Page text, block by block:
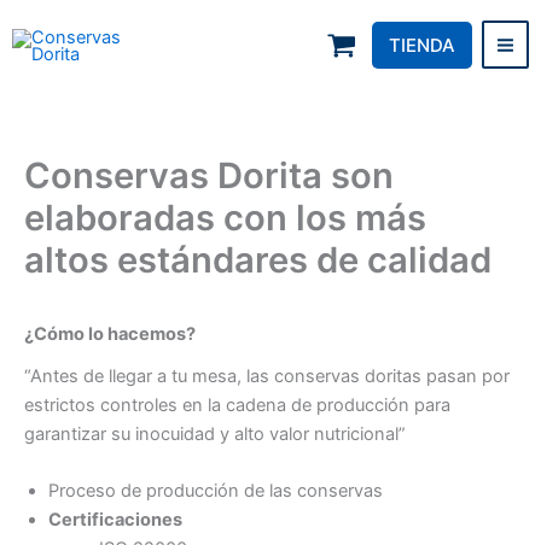
to
TIENDA
Conservas Dorita son
elaboradas con los más
altos estándares de calidad
¿Cómo lo hacemos?
“Antes de llegar a tu mesa, las conservas doritas pasan por
estrictos controles en la cadena de producción para
garantizar su inocuidad y alto valor nutricional”
Proceso de producción de las conservas
Certificaciones